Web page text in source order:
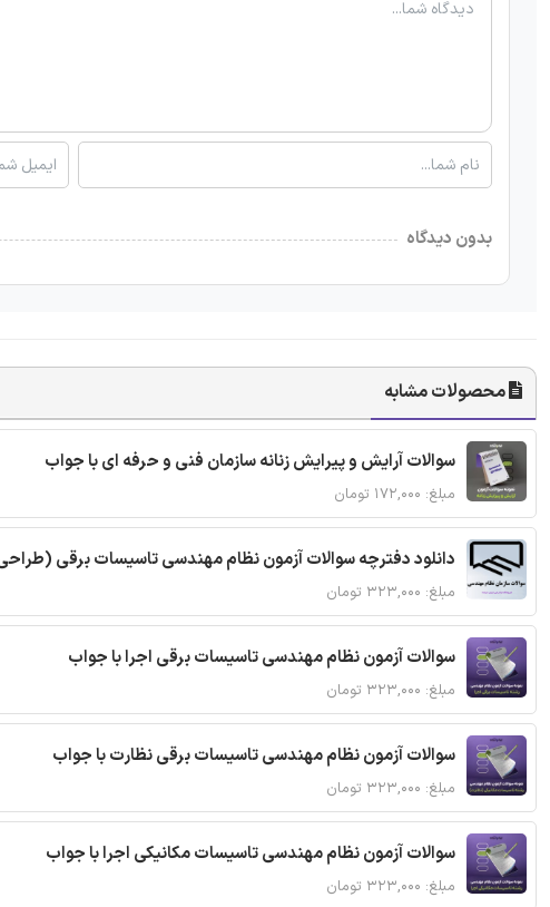
بدون دیدگاه
محصولات مشابه
سوالات آرایش و پیرایش زنانه سازمان فنی و حرفه ای با جواب
مبلغ: ۱۷۲,۰۰۰ تومان
دانلود دفترچه سوالات آزمون نظام مهندسی تاسیسات برقی
مبلغ: ۳۲۳,۰۰۰ تومان
سوالات آزمون نظام مهندسی تاسیسات برقی اجرا با جواب
مبلغ: ۳۲۳,۰۰۰ تومان
سوالات آزمون نظام مهندسی تاسیسات برقی نظارت با جواب
مبلغ: ۳۲۳,۰۰۰ تومان
سوالات آزمون نظام مهندسی تاسیسات مکانیکی اجرا با جواب
مبلغ: ۳۲۳,۰۰۰ تومان